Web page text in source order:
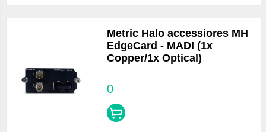
Metric Halo accessiores MH
EdgeCard - MADI (1x
Copper/1x Optical)
0